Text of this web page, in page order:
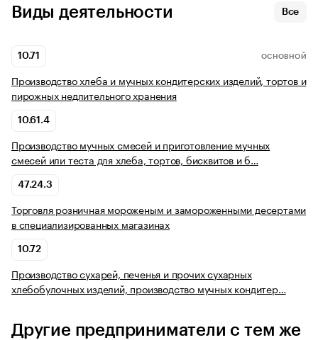
Виды деятельности Все
10.71 ОСНОВНОЙ
Производство хлеба и мучных кондитерских изделий, тортов и
пирожных недлительного хранения
10.61.4
Производство мучных смесей и приготовление мучных
смесей или теста для хлеба, тортов, бисквитов и б…
47.24.3
Торговля розничная мороженым и замороженными десертами
в специализированных магазинах
10.72
Производство сухарей, печенья и прочих сухарных
хлебобулочных изделий, производство мучных кондитер…
Другие предприниматели с тем же